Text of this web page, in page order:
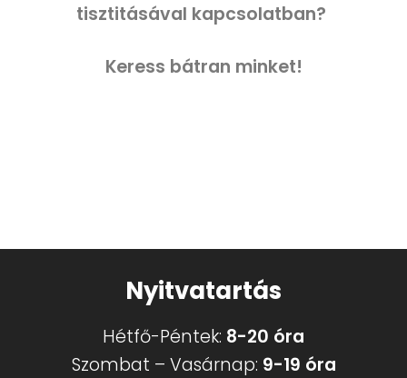
tisztitásával kapcsolatban?
Keress bátran minket!
Nyitvatartás
Hétfő-Péntek: 8-20 óra
Szombat – Vasárnap: 9-19 óra